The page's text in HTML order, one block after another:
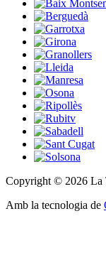
Copyright © 2026 La
Amb la tecnologia de